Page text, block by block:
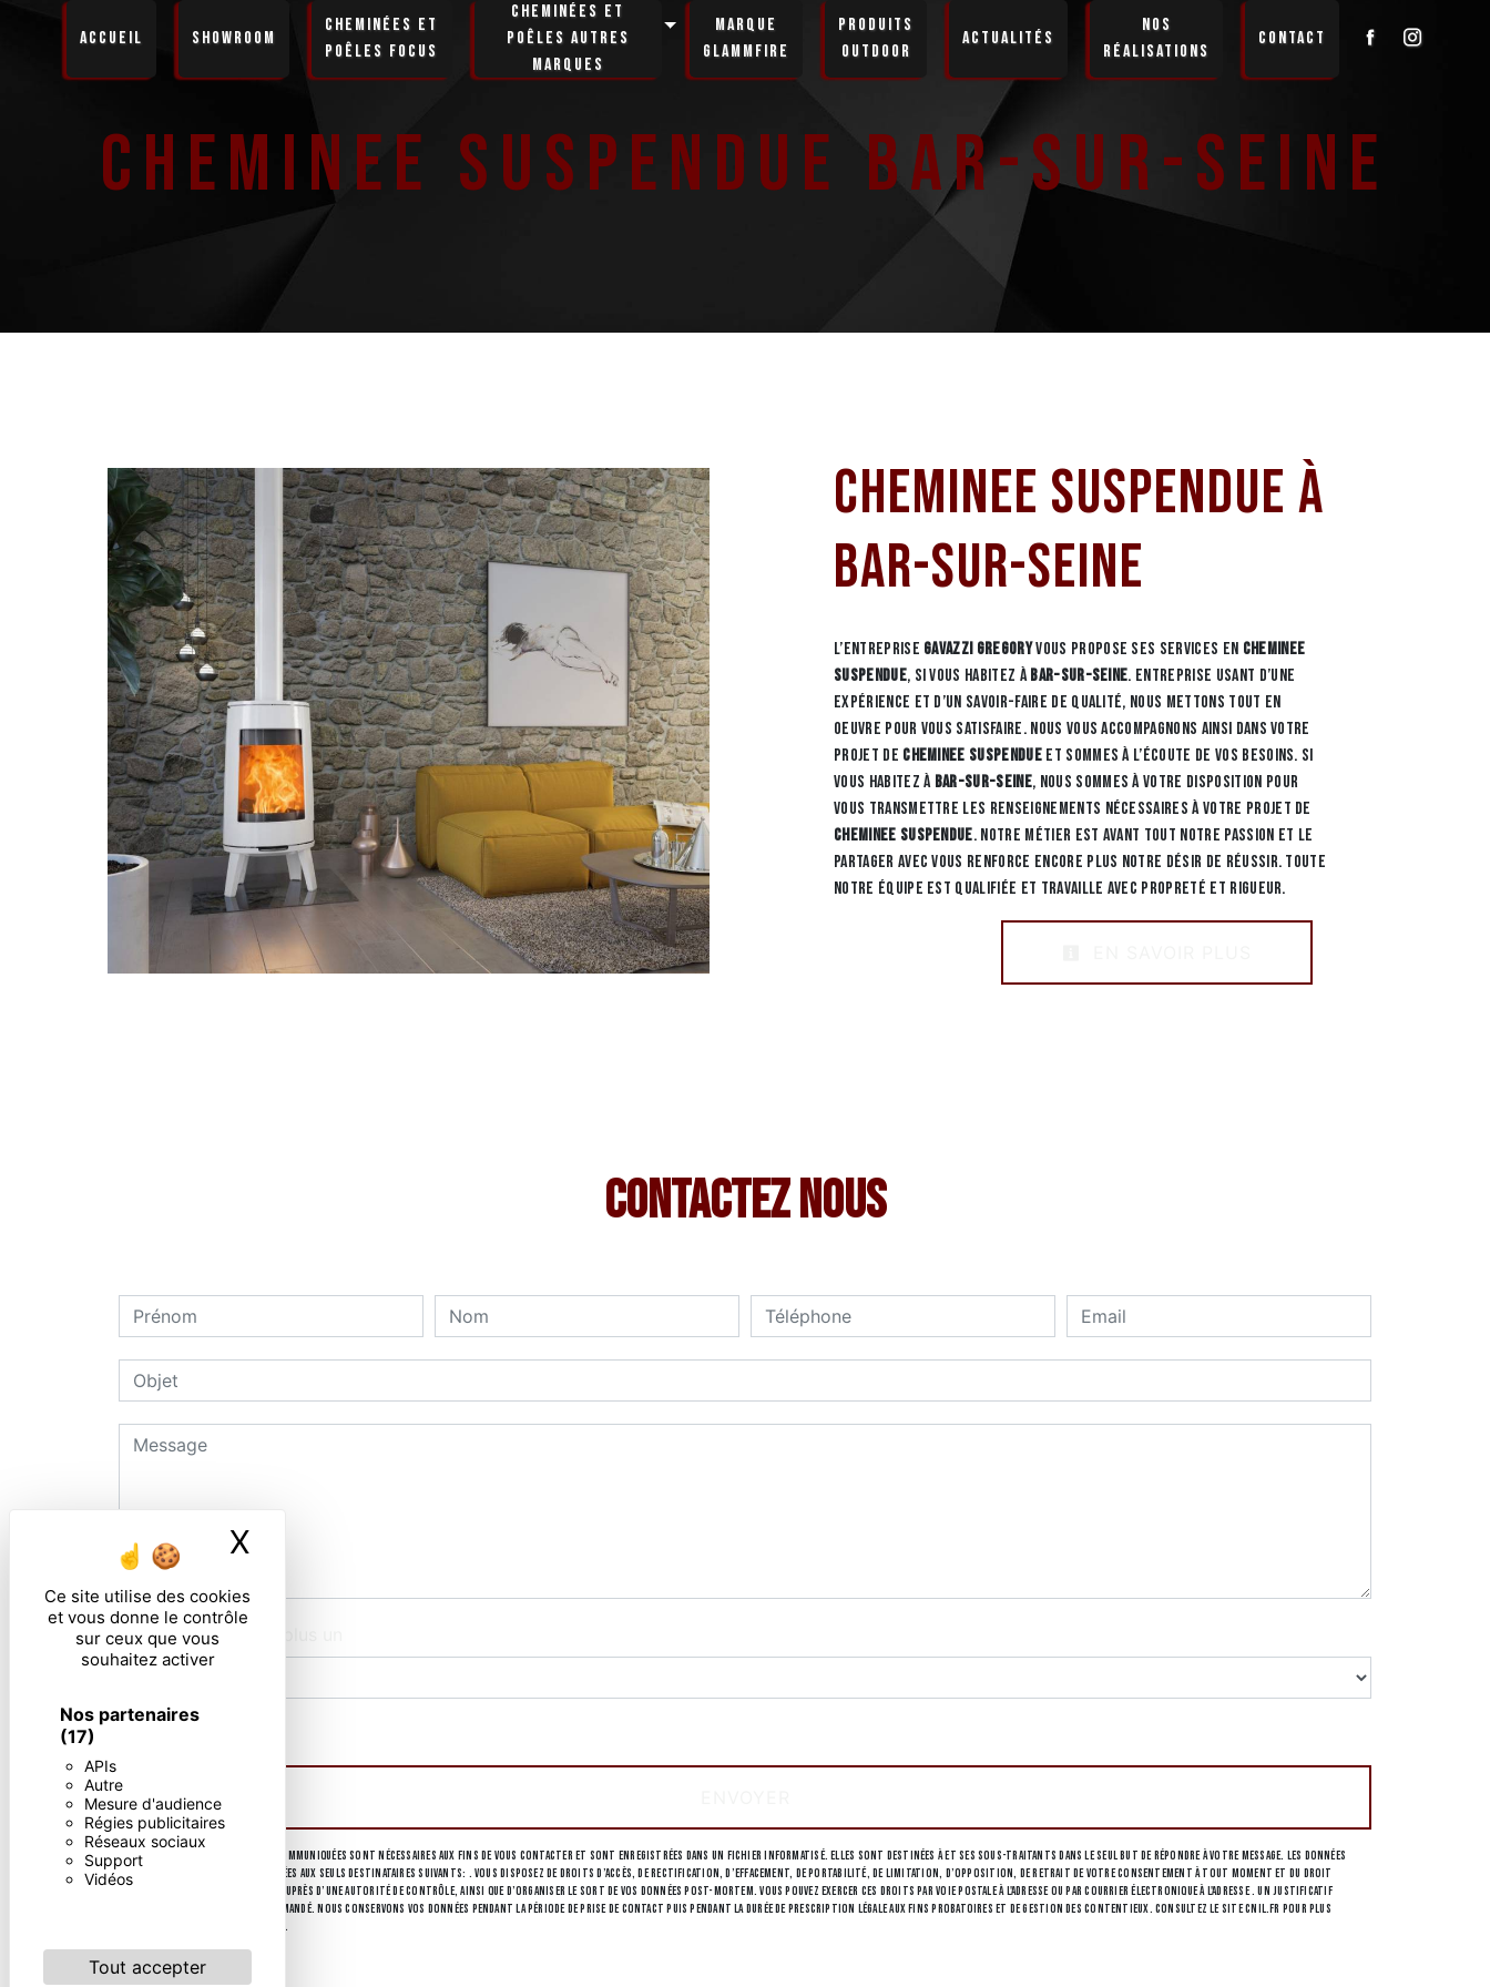
Ce site utilise des cookies
et vous donne le contrôle
sur ceux que vous
souhaitez activer
Nos partenaires
(17)
APIs
Autre
Mesure d'audience
Régies publicitaires
Réseaux sociaux
Support
Vidéos
Tout accepter
X
Accueil Showroom
Cheminées et
Poêles Focus
Cheminées et
poêles autres
marques
Marque
GlammFire
Produits
Outdoor
Actualités
Nos
réalisations
Contact
Cheminee suspendue Bar-Sur-Seine
Cheminee suspendue à
Bar-Sur-Seine
L’entreprise GAVAZZI GREGORYvous propose ses services en Cheminee
suspendue, si vous habitez àBar-Sur-Seine. Entreprise usant d’une
expérience et d’un savoir-faire de qualité, nous mettons tout en
oeuvre pour vous satisfaire. Nous vous accompagnons ainsi dans votre
projet de Cheminee suspendueet sommes à l’écoute de vos besoins. Si
vous habitez à Bar-Sur-Seine, nous sommes à votre disposition pour
vous transmettre les renseignements nécessaires à votre projet de
Cheminee suspendue. Notre métier est avant tout notre passion et le
partager avec vous renforce encore plus notre désir de réussir. Toute
notre équipe est qualifiée et travaille avec propreté et rigueur.
Contactez nous
Combien font trois plus un
** Les données personnelles communiquées sont nécessaires aux fins de vous contacter et sont enregistrées dans un fichier informatisé. Elles sont destinées à et ses sous-traitants dans le seul but de répondre à votre message. Les données
collectées seront communiquées aux seuls destinataires suivants: . Vous disposez de droits d’accès, de rectification, d’effacement, de portabilité, de limitation, d’opposition, de retrait de votre consentement à tout moment et du droit
d’introduire une réclamation auprès d’une autorité de contrôle, ainsi que d’organiser le sort de vos données post-mortem. Vous pouvez exercer ces droits par voie postale à l'adresse ou par courrier électronique à l'adresse . Un justificatif
d'identité pourra vous être demandé. Nous conservons vos données pendant la période de prise de contact puis pendant la durée de prescription légale aux fins probatoires et de gestion des contentieux. Consultez le site cnil.fr pour plus
d’informations sur vos droits.